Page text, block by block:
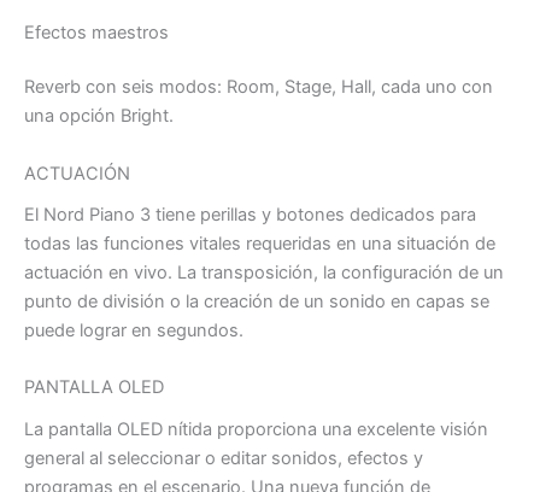
Efectos maestros
Reverb con seis modos: Room, Stage, Hall, cada uno con
una opción Bright.
ACTUACIÓN
El Nord Piano 3 tiene perillas y botones dedicados para
todas las funciones vitales requeridas en una situación de
actuación en vivo. La transposición, la configuración de un
punto de división o la creación de un sonido en capas se
puede lograr en segundos.
PANTALLA OLED
La pantalla OLED nítida proporciona una excelente visión
general al seleccionar o editar sonidos, efectos y
programas en el escenario. Una nueva función de